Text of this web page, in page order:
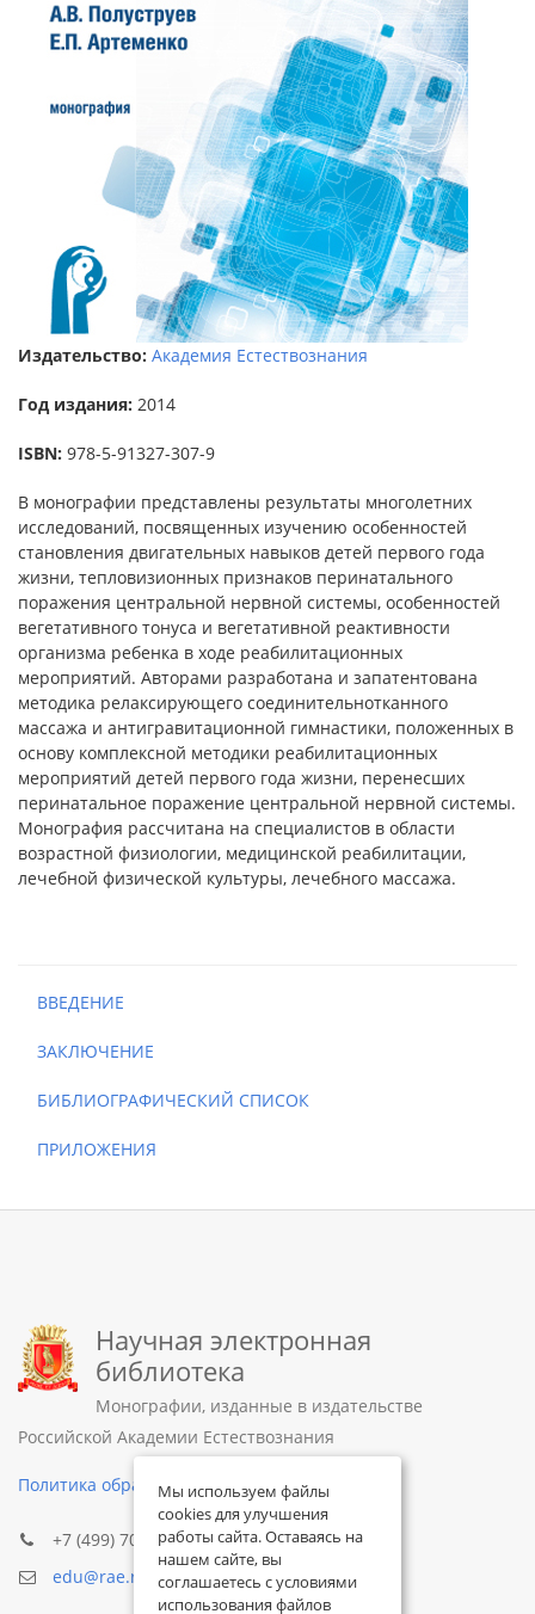
Издательство: Академия Естествознания
Год издания: 2014
ISBN: 978-5-91327-307-9
В монографии представлены результаты многолетних
исследований, посвященных изучению особенностей
становления двигательных навыков детей первого года
жизни, тепловизионных признаков перинатального
поражения центральной нервной системы, особенностей
вегетативного тонуса и вегетативной реактивности
организма ребенка в ходе реабилитационных
мероприятий. Авторами разработана и запатентована
методика релаксирующего соединительнотканного
массажа и антигравитационной гимнастики, положенных в
основу комплексной методики реабилитационных
мероприятий детей первого года жизни, перенесших
перинатальное поражение центральной нервной системы.
Монография рассчитана на специалистов в области
возрастной физиологии, медицинской реабилитации,
лечебной физической культуры, лечебного массажа.
ВВЕДЕНИЕ
ЗАКЛЮЧЕНИЕ
БИБЛИОГРАФИЧЕСКИЙ СПИСОК
ПРИЛОЖЕНИЯ
Научная электронная
библиотека
Монографии, изданные в издательстве
Российской Академии Естествознания
Политика обработки персональных данных
+7 (499) 705-72-30
edu@rae.ru
Мы используем файлы
cookies для улучшения
работы сайта. Оставаясь на
нашем сайте, вы
соглашаетесь с условиями
использования файлов